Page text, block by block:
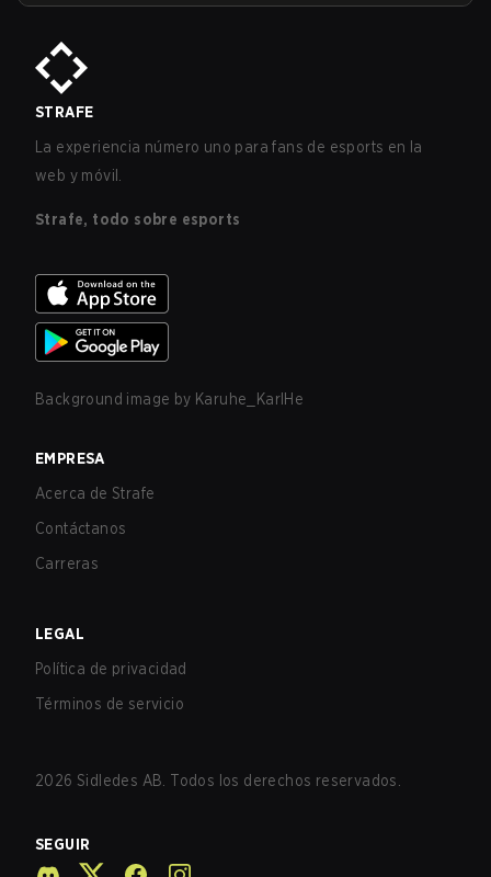
STRAFE
La experiencia número uno para fans de esports en la
web y móvil.
Strafe, todo sobre esports
Background image by Karuhe_KarlHe
EMPRESA
Acerca de Strafe
Contáctanos
Carreras
LEGAL
Política de privacidad
Términos de servicio
2026 Sidledes AB. Todos los derechos reservados.
SEGUIR